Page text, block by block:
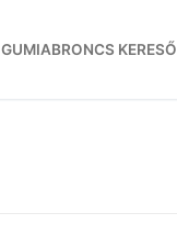
GUMIABRONCS KERESŐ